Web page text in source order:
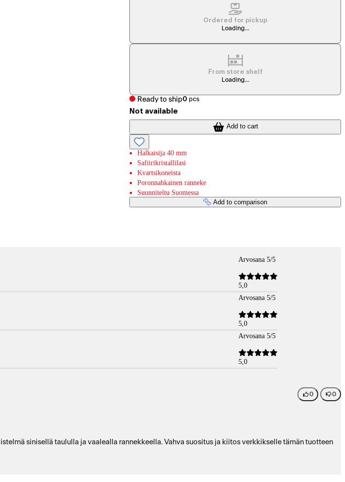
Ordered for pickup
Loading...
From store shelf
Loading...
Ready to ship0 pcs
Not available
Add to cart
Halkaisija 40 mm
Safiirikristallilasi
Kvartsikoneista
Poronnahkainen ranneke
Suunniteltu Suomessa
Add to comparison
Arvosana 5/5
5,0
Arvosana 5/5
5,0
Arvosana 5/5
5,0
0 0
sinisellä taululla ja vaalealla rannekkeella. Vahva suositus ja kiitos verkkikselle tämän tuotteen